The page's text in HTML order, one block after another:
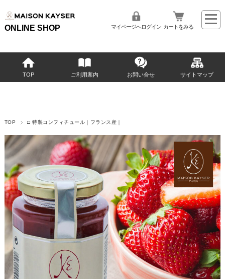
ONLINE SHOP マイページへログイン カートをみる
TOP ご利用案内 お問い合せ サイトマップ
TOP □ 特製コンフィチュール｜フランス産｜